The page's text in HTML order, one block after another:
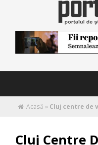
Acasă » Cluj centre de
Cluj Centre